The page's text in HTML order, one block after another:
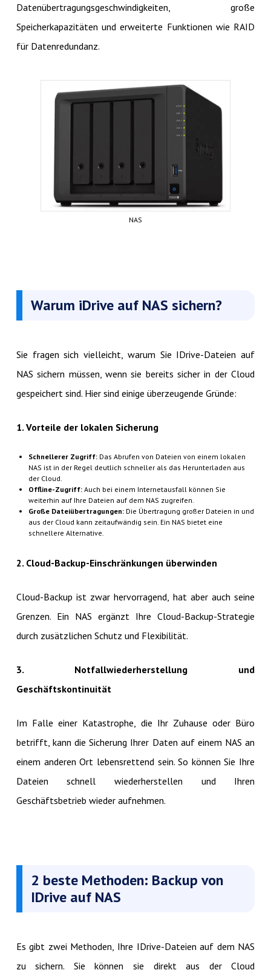
Datenübertragungsgeschwindigkeiten, große
Speicherkapazitäten und erweiterte Funktionen wie RAID
für Datenredundanz.
NAS
Warum iDrive auf NAS sichern?
Sie fragen sich vielleicht, warum Sie IDrive-Dateien auf
NAS sichern müssen, wenn sie bereits sicher in der Cloud
gespeichert sind. Hier sind einige überzeugende Gründe:
1. Vorteile der lokalen Sicherung
Schnellerer Zugriff: Das Abrufen von Dateien von einem lokalen
NAS ist in der Regel deutlich schneller als das Herunterladen aus
der Cloud.
Offline-Zugriff: Auch bei einem Internetausfall können Sie
weiterhin auf Ihre Dateien auf dem NAS zugreifen.
Große Dateiübertragungen:Die Übertragung großer Dateien in und
aus der Cloud kann zeitaufwändig sein. Ein NAS bietet eine
schnellere Alternative.
2. Cloud-Backup-Einschränkungen überwinden
Cloud-Backup ist zwar hervorragend, hat aber auch seine
Grenzen. Ein NAS ergänzt Ihre Cloud-Backup-Strategie
durch zusätzlichen Schutz und Flexibilität.
3. Notfallwiederherstellung und
Geschäftskontinuität
Im Falle einer Katastrophe, die Ihr Zuhause oder Büro
betrifft, kann die Sicherung Ihrer Daten auf einem NAS an
einem anderen Ort lebensrettend sein. So können Sie Ihre
Dateien schnell wiederherstellen und Ihren
Geschäftsbetrieb wieder aufnehmen.
2 beste Methoden: Backup von
IDrive auf NAS
Es gibt zwei Methoden, Ihre IDrive-Dateien auf dem NAS
zu sichern. Sie können sie direkt aus der Cloud